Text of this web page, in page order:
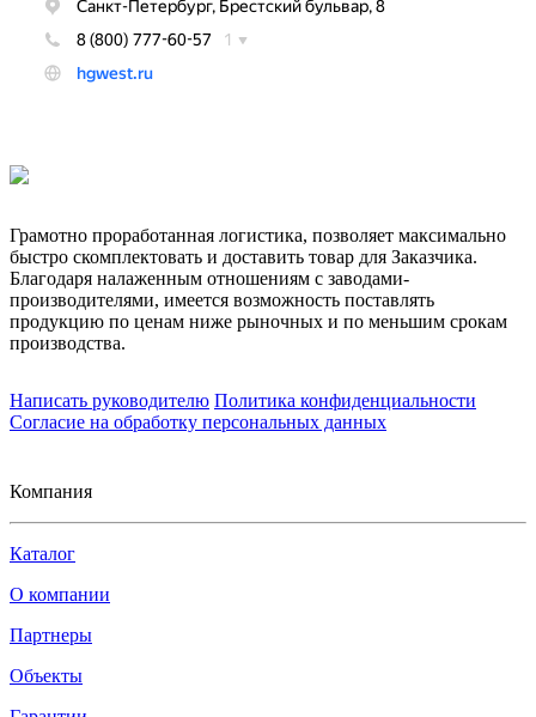
Грамотно проработанная логистика, позволяет максимально
быстро скомплектовать и доставить товар для Заказчика.
Благодаря налаженным отношениям с заводами-
производителями, имеется возможность поставлять
продукцию по ценам ниже рыночных и по меньшим срокам
производства.
Написать руководителю Политика конфиденциальности
Согласие на обработку персональных данных
Компания
Каталог
О компании
Партнеры
Объекты